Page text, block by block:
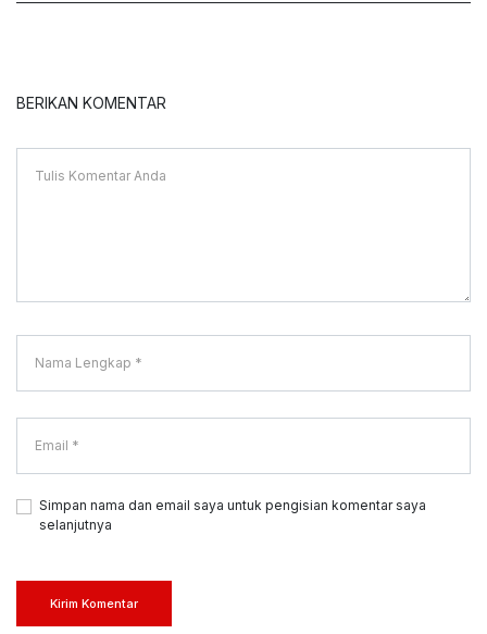
BERIKAN KOMENTAR
Simpan nama dan email saya untuk pengisian komentar saya
selanjutnya
Kirim Komentar